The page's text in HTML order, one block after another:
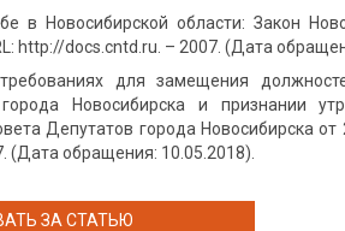
в Новосибирской области: Закон
http://docs.cntd.ru. – 2007. (Дата
для замещения
Новосибирска и признании
Депутатов города Новосибирска
(Дата обращения: 10.05.2018).
ЗА СТАТЬЮ